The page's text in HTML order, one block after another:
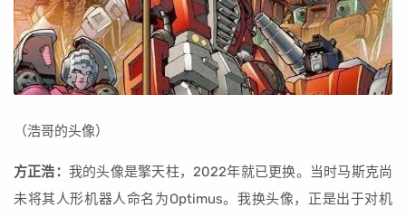
（浩哥的头像）
方正浩： 我的头像是擎天柱，2022年就已更换。当时马斯克尚
未将其人形机器人命名为Optimus。我换头像，正是出于对机